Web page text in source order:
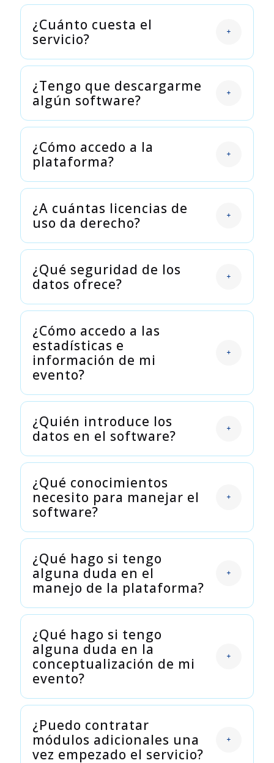
¿Cuánto cuesta el
servicio?
¿Tengo que descargarme
algún software?
¿Cómo accedo a la
plataforma?
¿A cuántas licencias de
uso da derecho?
¿Qué seguridad de los
datos ofrece?
¿Cómo accedo a las
estadísticas e
información de mi
evento?
¿Quién introduce los
datos en el software?
¿Qué conocimientos
necesito para manejar el
software?
¿Qué hago si tengo
alguna duda en el
manejo de la plataforma?
¿Qué hago si tengo
alguna duda en la
conceptualización de mi
evento?
¿Puedo contratar
módulos adicionales una
vez empezado el servicio?